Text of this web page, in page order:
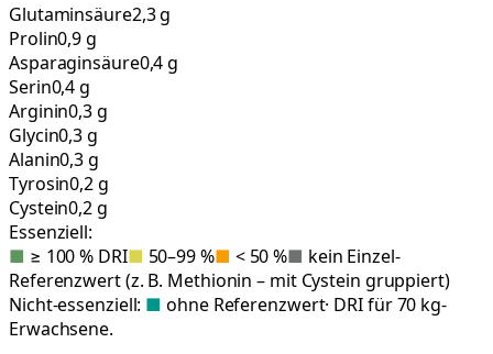
Glutaminsäure2,3 g
Prolin0,9 g
Asparaginsäure0,4 g
Serin0,4 g
Arginin0,3 g
Glycin0,3 g
Alanin0,3 g
Tyrosin0,2 g
Cystein0,2 g
Essenziell:
■ ≥ 100 % DRI■ 50–99 %■ < 50 %■ kein Einzel-
Referenzwert (z. B. Methionin – mit Cystein gruppiert)
Nicht-essenziell: ■ ohne Referenzwert· DRI für 70 kg-
Erwachsene.